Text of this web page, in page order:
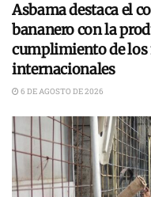
Asbama destaca el
bananero con la
cumplimiento de los
internacionales
6 DE AGOSTO DE 2026